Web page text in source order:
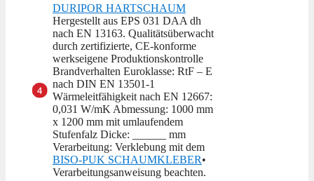
DURIPOR HARTSCHAUM
Hergestellt aus EPS 031 DAA dh
nach EN 13163. Qualitätsüberwacht
durch zertifizierte, CE-konforme
werkseigene Produktionskontrolle
Brandverhalten Euroklasse: RtF – E
nach DIN EN 13501-1
Wärmeleitfähigkeit nach EN 12667:
0,031 W/mK Abmessung: 1000 mm
x 1200 mm mit umlaufendem
Stufenfalz Dicke: ______ mm
Verarbeitung: Verklebung mit dem
BISO-PUK SCHAUMKLEBER•
Verarbeitungsanweisung beachten.